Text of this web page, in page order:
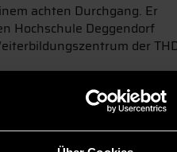
achten Durchgang. Er
Hochschule Deggendorf
der
sich 88
Bereich weiterbilden
Die große Mehrheit der
wie beispielsweise